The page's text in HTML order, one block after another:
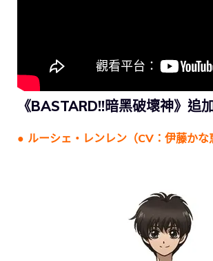
《BASTARD!!暗黑破壞神》追
● ルーシェ・レンレン（CV：伊藤かな